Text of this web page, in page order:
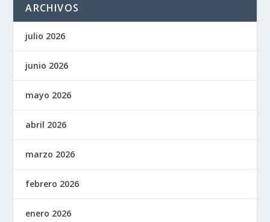
ARCHIVOS
julio 2026
junio 2026
mayo 2026
abril 2026
marzo 2026
febrero 2026
enero 2026